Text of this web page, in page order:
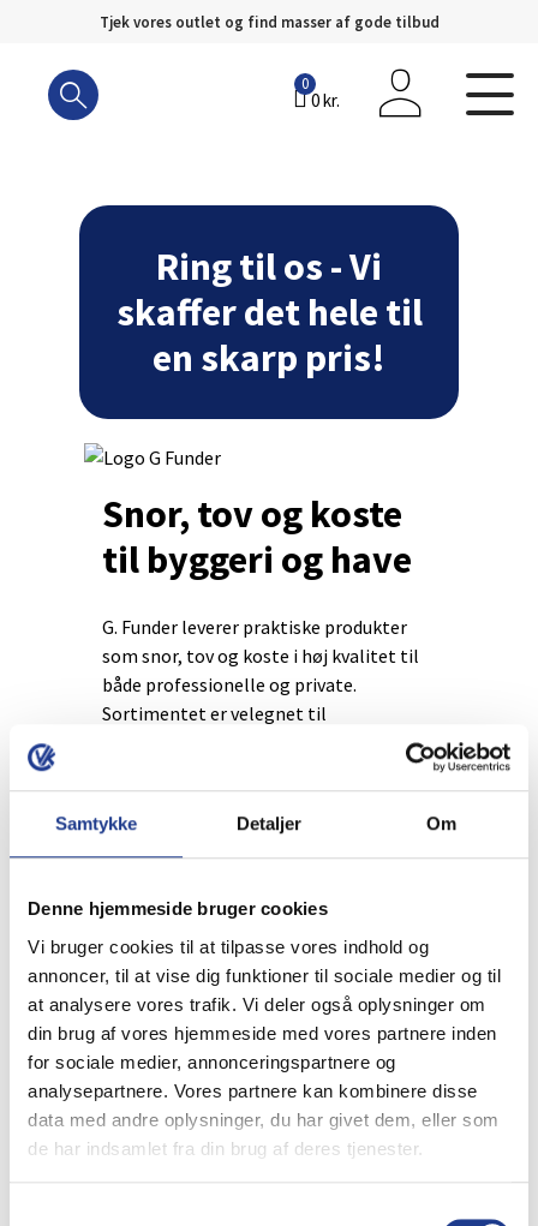
Samtykke Detaljer Om
Denne hjemmeside bruger cookies
Vi bruger cookies til at tilpasse vores indhold og
annoncer, til at vise dig funktioner til sociale medier og til
at analysere vores trafik. Vi deler også oplysninger om
din brug af vores hjemmeside med vores partnere inden
for sociale medier, annonceringspartnere og
analysepartnere. Vores partnere kan kombinere disse
data med andre oplysninger, du har givet dem, eller som
de har indsamlet fra din brug af deres tjenester.
Tjek vores outlet og find masser af gode tilbud
indhold
0kr.
0
Ring til os - Vi
skaffer det hele til
en skarp pris!
Snor, tov og koste
til byggeri og have
G. Funder leverer praktiske produkter
som snor, tov og koste i høj kvalitet til
både professionelle og private.
Sortimentet er velegnet til
byggepladsen, haven og rengøring, og
dagligdagen. G. Funder er et solidt valg,
når det gælder pålideligt tilbehør til
Rengøring Koste
Mursnor